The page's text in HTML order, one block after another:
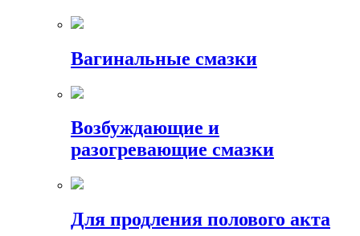
Вагинальные смазки
Возбуждающие и
разогревающие смазки
Для продления полового акта